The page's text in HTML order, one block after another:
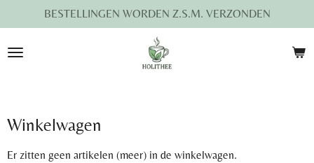
direct
naar
BESTELLINGEN WORDEN Z.S.M. VERZONDEN
Winkelwagen
Er zitten geen artikelen (meer) in de winkelwagen.